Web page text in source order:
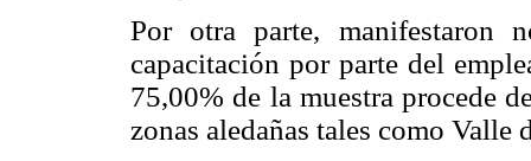
Por otra parte, manifestaron
capacitación por parte del
75,00% de la muestra procede
zonas aledañas tales como